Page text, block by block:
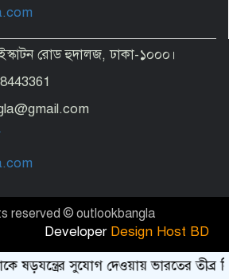
দিল্লিতে প্রেস কনফারেন্সে শেখ হাসিনার দেয়া
বক্তব্যে সমর্থন নেই ভারতের: রণধীর
জয়সওয়াল
রোড হুদালজ, ঢাকা-১০০০।
ষড়যন্ত্রের সুযোগ দেওয়ায় ভারতের তীব্র
reserved © outlookbangla
Developer Design Host BD